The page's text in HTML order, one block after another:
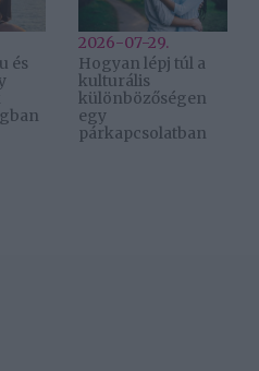
és
2026-07-29.
Hogyan lépj túl a
kulturális
különbözőségen
egy
párkapcsolatban